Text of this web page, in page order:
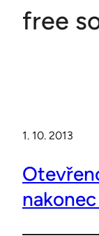
free
1. 10. 2013